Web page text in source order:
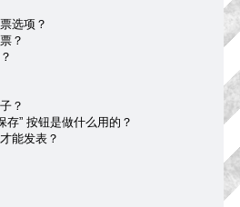
选项？
？
？
存” 按钮是做什么用的？
能发表？